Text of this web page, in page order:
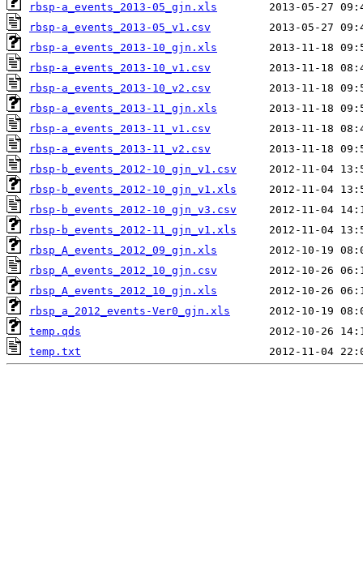
rbsp-a_events_2013-05_gjn.xls
rbsp-a_events_2013-05_v1.csv
rbsp-a_events_2013-10_gjn.xls
rbsp-a_events_2013-10_v1.csv
rbsp-a_events_2013-10_v2.csv
rbsp-a_events_2013-11_gjn.xls
rbsp-a_events_2013-11_v1.csv
rbsp-a_events_2013-11_v2.csv
rbsp-b_events_2012-10_gjn_v1.csv
rbsp-b_events_2012-10_gjn_v1.xls
rbsp-b_events_2012-10_gjn_v3.csv
rbsp-b_events_2012-11_gjn_v1.xls
rbsp_A_events_2012_09_gjn.xls
rbsp_A_events_2012_10_gjn.csv
rbsp_A_events_2012_10_gjn.xls
rbsp_a_2012_events-Ver0_gjn.xls
temp.qds
temp.txt